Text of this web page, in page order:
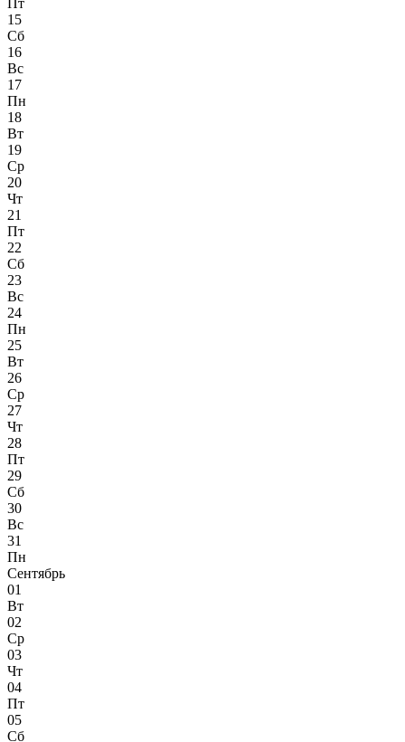
Пт
15
Сб
16
Вс
17
Пн
18
Вт
19
Ср
20
Чт
21
Пт
22
Сб
23
Вс
24
Пн
25
Вт
26
Ср
27
Чт
28
Пт
29
Сб
30
Вс
31
Пн
Сентябрь
01
Вт
02
Ср
03
Чт
04
Пт
05
Сб